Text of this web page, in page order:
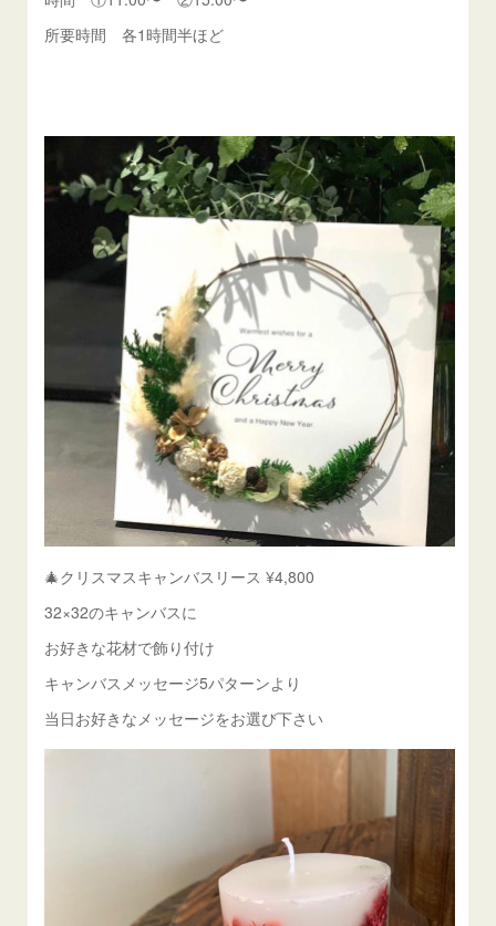
所要時間 各1時間半ほど
🎄クリスマスキャンバスリース ¥4,800
32×32のキャンバスに
お好きな花材で飾り付け
キャンバスメッセージ5パターンより
当日お好きなメッセージをお選び下さい